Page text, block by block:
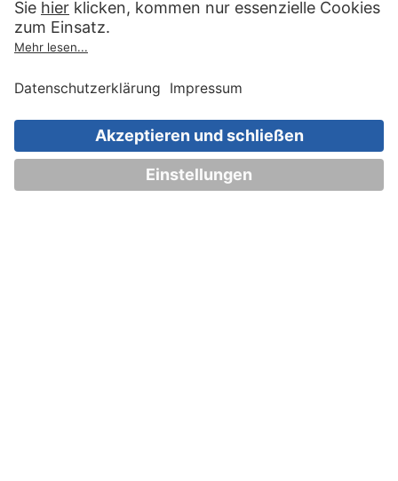
Top Artikel
Artikel auswählen